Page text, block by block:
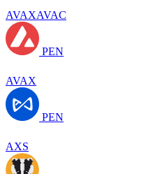
AVAXAVAC
PEN
AVAX
PEN
AXS